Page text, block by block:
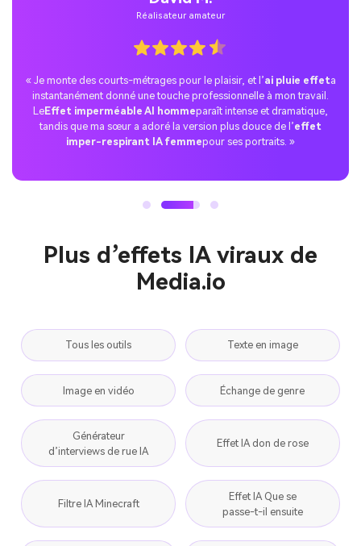
Responsable des réseaux sociaux
« Je gère les réseaux sociaux d’une marque de mode, et l’ai filtre
imperméableest parfait pour créer des contenus viraux.
NotreEffet imperméable AI Douyinvidéo a obtenu des milliers
de vues en une nuit. C’est l’outil le plus simple pour pros et
débutants. »
Plus d’effets IA viraux de
Media.io
Tous les outils Texte en image
Image en vidéo Échange de genre
Générateur
d’interviews de rue IA
Effet IA don de rose
Filtre IA Minecraft
Effet IA Que se
passe-t-il ensuite